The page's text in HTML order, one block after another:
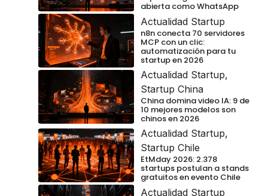
abierta como WhatsApp
Actualidad Startup
n8n conecta 70 servidores
MCP con un clic:
automatización para tu
startup en 2026
Actualidad Startup,
Startup China
China domina video IA: 9 de
10 mejores modelos son
chinos en 2026
Actualidad Startup,
Startup Chile
EtMday 2026: 2.378
startups postulan a stands
gratuitos en evento Chile
Actualidad Startup